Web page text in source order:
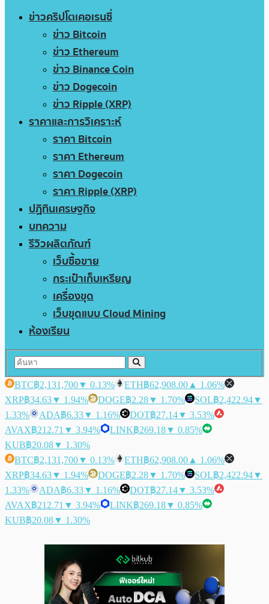
ข่าวคริปโตเคอเรนซี่
ข่าว Bitcoin
ข่าว Ethereum
ข่าว Binance Coin
ข่าว Dogecoin
ข่าว Ripple (XRP)
ราคาและการวิเคราะห์
ราคา Bitcoin
ราคา Ethereum
ราคา Dogecoin
ราคา Ripple (XRP)
ปฏิทินเศรษฐกิจ
บทความ
รีวิวผลิตภัณฑ์
เว็บซื้อขาย
กระเป๋าเก็บเหรียญ
เครื่องขุด
เว็บขุดแบบ Cloud Mining
ห้องเรียน
BTC฿2,131,700▼ 0.13% ETH฿62,908.00 ▲ 1.06%
XRP฿34.63▼ 1.94% DOGE฿2.28▼ 1.70% SOL฿2,422.94▼
1.33%
ADA฿6.33▼ 1.16% DOT฿27.14▼ 3.53%
AVAX฿212.71 ▼ 3.94% LINK฿269.18▼ 0.85%
KUB฿20.08▼ 1.30%
BTC฿2,131,700▼ 0.13% ETH฿62,908.00 ▲ 1.06%
XRP฿34.63▼ 1.94% DOGE฿2.28▼ 1.70% SOL฿2,422.94▼
1.33%
ADA฿6.33▼ 1.16% DOT฿27.14▼ 3.53%
AVAX฿212.71 ▼ 3.94% LINK฿269.18▼ 0.85%
KUB฿20.08▼ 1.30%